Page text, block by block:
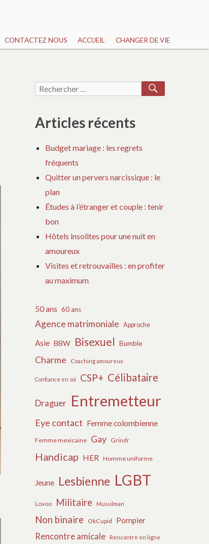
CONTACTEZ NOUS ACCUEIL CHANGER DE VIE
Recherche
Articles récents
Budget mariage : les regrets
fréquents
Quitter un pervers narcissique : le
plan
Études à l’étranger et couple : tenir
bon
Hôtels insolites pour une nuit en
amoureux
Visites et retrouvailles : en profiter
au maximum
50 ans 60 ans
Agence matrimoniale Approche
Asie BBW Bisexuel Bumble
Charme Coaching amoureux
Confiance en soi CSP+ Célibataire
Draguer Entremetteur
Eye contact Femme colombienne
Femme mexicaine Gay Grindr
Handicap HER Homme uniforme
Jeune Lesbienne LGBT
Lovoo Militaire Musulman
Non binaire OkCupid Pompier
Rencontre amicale Rencontre en ligne